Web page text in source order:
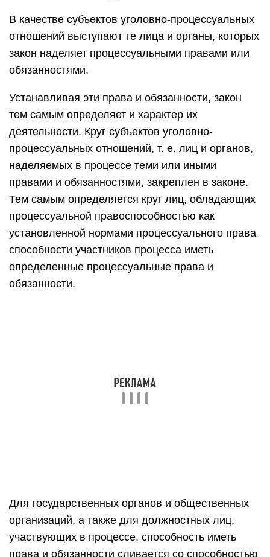
В качестве субъектов уголовно-процессуальных
отношений выступают те лица и органы, которых
закон наделяет процессуальными правами или
обязанностями.
Устанавливая эти права и обязанности, закон
тем самым определяет и характер их
деятельности. Круг субъектов уголовно-
процессуальных отношений, т. е. лиц и органов,
наделяемых в процессе теми или иными
правами и обязанностями, закреплен в законе.
Тем самым определяется круг лиц, обладающих
процессуальной правоспособностью как
установленной нормами процессуального права
способности участников процесса иметь
определенные процессуальные права и
обязанности.
Для государственных органов и общественных
организаций, а также для должностных лиц,
участвующих в процессе, способность иметь
права и обязанности сливается со способностью